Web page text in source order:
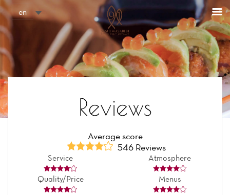
en
Reviews
Average score
546 Reviews
Service Atmosphere
Quality/Price Menus
Cookies management panel